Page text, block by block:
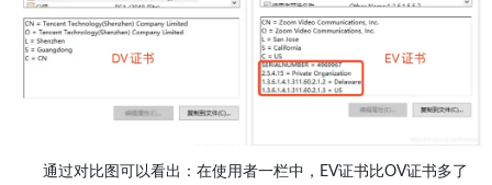
通过对比图可以看出：在使用者一栏中，EV证书比OV证书多了